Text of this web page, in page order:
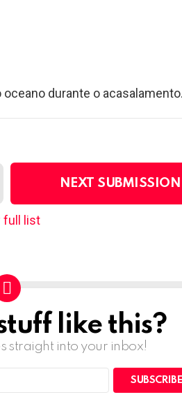
durante o
NEXT SUBMISSION
full list
like this?
straight into your inbox!